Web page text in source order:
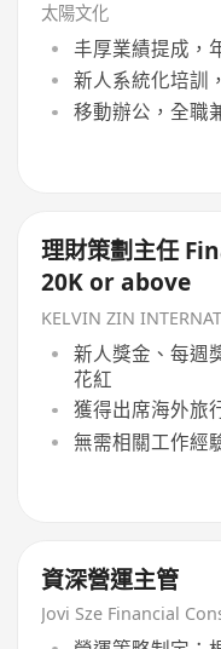
太陽文化
丰厚業績提成，
新人系統化培訓
移動辦公，全職
理財策劃主任
20K or above
KELVIN ZIN
新人獎金、每週
花紅
獲得出席海外旅
無需相關工作經
資深營運主管
Jovi Sze Financial